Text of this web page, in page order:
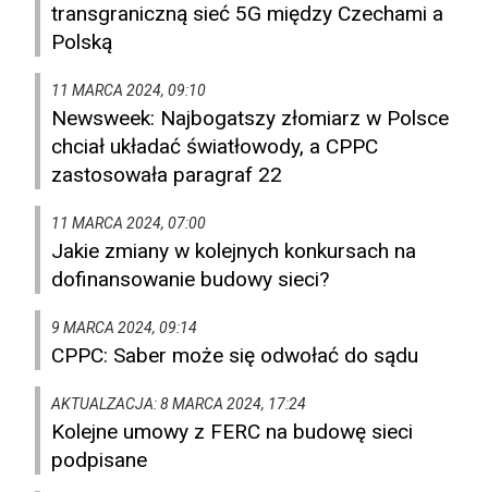
transgraniczną sieć 5G między Czechami a
Polską
11 MARCA 2024, 09:10
Newsweek: Najbogatszy złomiarz w Polsce
chciał układać światłowody, a CPPC
zastosowała paragraf 22
11 MARCA 2024, 07:00
Jakie zmiany w kolejnych konkursach na
dofinansowanie budowy sieci?
9 MARCA 2024, 09:14
CPPC: Saber może się odwołać do sądu
AKTUALZACJA: 8 MARCA 2024, 17:24
Kolejne umowy z FERC na budowę sieci
podpisane